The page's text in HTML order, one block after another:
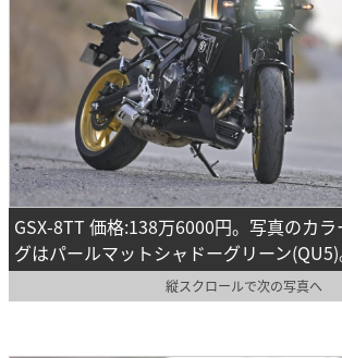
GSX-8TT 価格:138万6000円。写真のカラ
グはパールマットシャドーグリーン(QU5)
縦スクロールで次の写真へ